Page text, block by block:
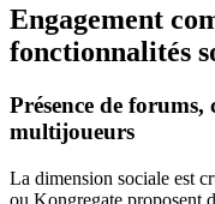
Engagement
fonctionnalités
Présence de
multijoueurs
La dimension sociale est
ou Kongregate proposent